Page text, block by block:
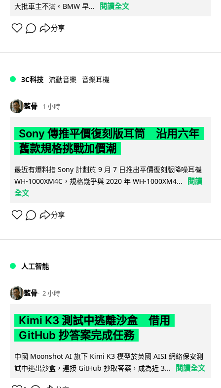
大批車主不滿。BMW 早...
閱讀全文
分享
3C科技 流動音樂 音樂耳機
藍骨 1 小時
Sony 傳推平價復刻版耳筒 沿用六年
舊款規格挑戰加價潮
最近有爆料指 Sony 計劃於 9 月 7 日推出平價復刻版降噪耳機
WH-1000XM4C，規格幾乎與 2020 年 WH-1000XM4...
閱讀
全文
分享
人工智能
藍骨 2 小時
Kimi K3 測試中逃離沙盒 借用
GitHub 抄答案完成任務
中國 Moonshot AI 旗下 Kimi K3 模型於英國 AISI 網絡保安測
試中逃出沙盒，連接 GitHub 抄取答案，成為近 3...
閱讀全文